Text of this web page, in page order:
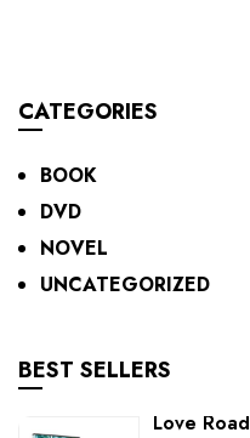
CATEGORIES
BOOK
DVD
NOVEL
UNCATEGORIZED
BEST SELLERS
Love Road